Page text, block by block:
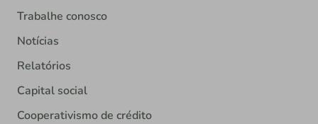
Trabalhe conosco
Notícias
Relatórios
Capital social
Cooperativismo de crédito